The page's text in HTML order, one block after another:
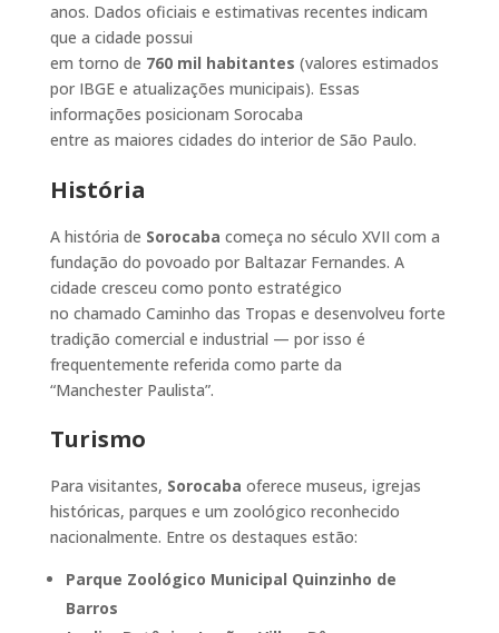
anos. Dados oficiais e estimativas recentes indicam
que a cidade possui
em torno de 760 mil habitantes (valores estimados
por IBGE e atualizações municipais). Essas
informações posicionam Sorocaba
entre as maiores cidades do interior de São Paulo.
História
A história de Sorocaba começa no século XVII com a
fundação do povoado por Baltazar Fernandes. A
cidade cresceu como ponto estratégico
no chamado Caminho das Tropas e desenvolveu forte
tradição comercial e industrial — por isso é
frequentemente referida como parte da
“Manchester Paulista”.
Turismo
Para visitantes, Sorocaba oferece museus, igrejas
históricas, parques e um zoológico reconhecido
nacionalmente. Entre os destaques estão:
Parque Zoológico Municipal Quinzinho de
Barros